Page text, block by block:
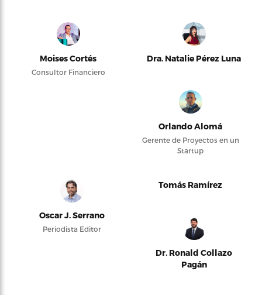
Moises Cortés
Consultor Financiero
Dra. Natalie Pérez Luna
Orlando Alomá
Gerente de Proyectos en un
Startup
Oscar J. Serrano
Periodista Editor
Tomás Ramírez
Dr. Ronald Collazo
Pagán